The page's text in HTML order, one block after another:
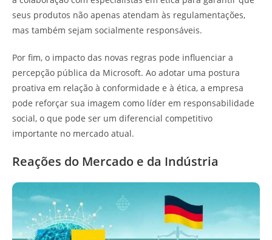
seus produtos não apenas atendam às regulamentações,
mas também sejam socialmente responsáveis.
Por fim, o impacto das novas regras pode influenciar a
percepção pública da Microsoft. Ao adotar uma postura
proativa em relação à conformidade e à ética, a empresa
pode reforçar sua imagem como líder em responsabilidade
social, o que pode ser um diferencial competitivo
importante no mercado atual.
Reações do Mercado e da Indústria